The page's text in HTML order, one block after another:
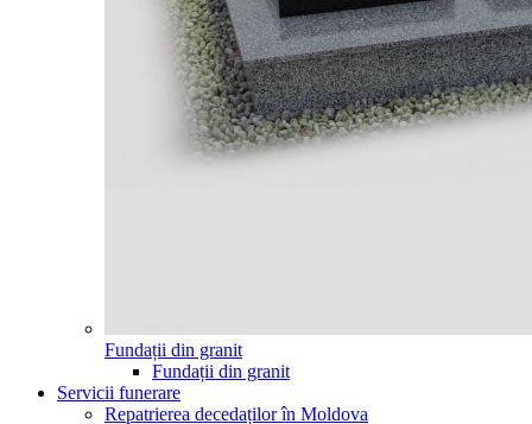
Fundații din granit
Fundații din granit
Servicii funerare
Repatrierea decedaților în Moldova